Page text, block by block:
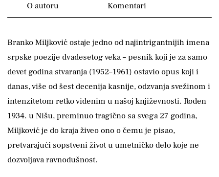
O autoru Komentari
Branko Miljković ostaje jedno od najintrigantnijih imena
srpske poezije dvadesetog veka – pesnik koji je za samo
devet godina stvaranja (1952–1961) ostavio opus koji i
danas, više od šest decenija kasnije, odzvanja svežinom i
intenzitetom retko viđenim u našoj književnosti. Rođen
1934. u Nišu, preminuo tragično sa svega 27 godina,
Miljković je do kraja živeo ono o čemu je pisao,
pretvarajući sopstveni život u umetničko delo koje ne
dozvoljava ravnodušnost.